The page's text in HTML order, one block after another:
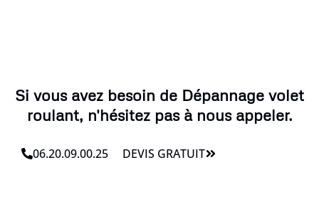
Si vous avez besoin de Dépannage volet
roulant, n'hésitez pas à nous appeler.
06.20.09.00.25 DEVIS GRATUIT